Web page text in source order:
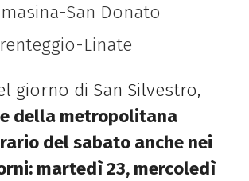
San Donato
Linate
giorno di San Silvestro,
della metropolitana
del sabato anche nei
martedì 23, mercoledì